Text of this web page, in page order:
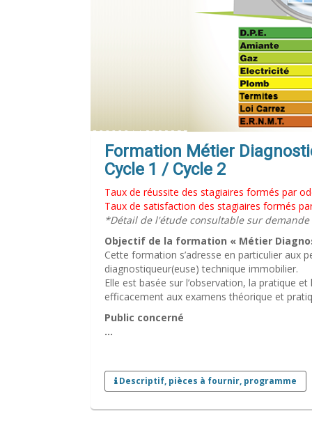
Formation Métier
Cycle 1 / Cycle 2
Taux de réussite des stagiaires formés par
Taux de satisfaction des stagiaires formés
*Détail de l'étude consultable sur
Objectif de la formation « Métier
Cette formation s’adresse en particulier aux
diagnostiqueur(euse) technique immobilier.
Elle est basée sur l’observation, la pratique
efficacement aux examens théorique et
Public concerné
…
Descriptif, pièces à fournir, programme